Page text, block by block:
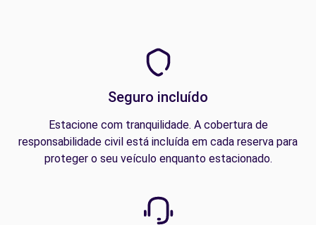
Seguro incluído
Estacione com tranquilidade. A cobertura de
responsabilidade civil está incluída em cada reserva para
proteger o seu veículo enquanto estacionado.